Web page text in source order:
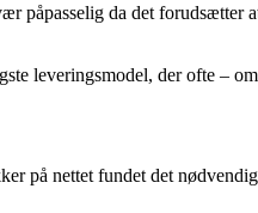
påpasselig da det forudsætter
leveringsmodel, der ofte –
på nettet fundet det